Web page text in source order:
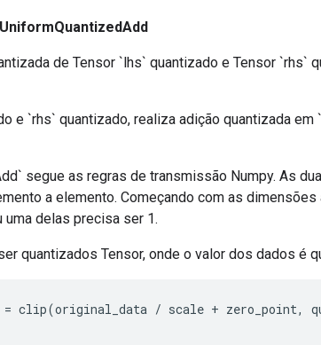
UniformQuantizedAdd
de Tensor `lhs` quantizado e Tensor `rhs`
e `rhs` quantizado, realiza adição quantizada
segue as regras de transmissão Numpy. As
a elemento. Começando com as
delas precisa ser 1.
quantizados Tensor, onde o valor dos dados é
= clip(original_data / scale + zero_point,